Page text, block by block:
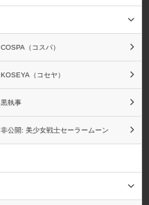
アクセルワールド
COSPA（コスパ）
KOSEYA（コセヤ）
黒執事
非公開: 美少女戦士セーラームーン